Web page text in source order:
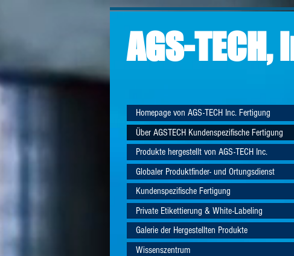
AGS-TECH,
Homepage von AGS-TECH Inc. Fertigung
Über AGSTECH Kundenspezifische Fertigung
Produkte hergestellt von AGS-TECH Inc.
Globaler Produktfinder- und Ortungsdienst
Kundenspezifische Fertigung
Private Etikettierung & White-Labeling
Galerie der Hergestellten Produkte
Wissenszentrum